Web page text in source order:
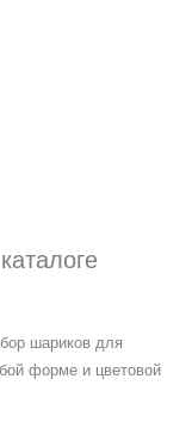
шариков для
форме и цветовой